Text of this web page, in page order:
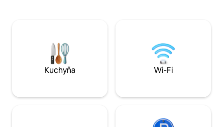
Odtiaľto sa môžete ľahko prejsť pešo do
trendového Príncipe Real, bohémskeho
Bairro Alto, kozmopolitného Chiada a
luxusnej Avenida da Liberdade
Klimatizácia a
všetkých
nezávislý box
Kuchyňa Wi-Fi